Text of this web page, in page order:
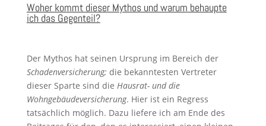
Woher kommt dieser Mythos und warum behaupte
ich das Gegenteil?
Der Mythos hat seinen Ursprung im Bereich der
Schadenversicherung; die bekanntesten Vertreter
dieser Sparte sind die Hausrat- und die
Wohngebäudeversicherung. Hier ist ein Regress
tatsächlich möglich. Dazu liefere ich am Ende des